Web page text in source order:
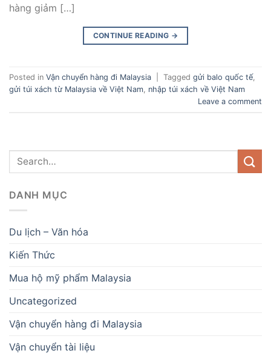
hàng giảm […]
CONTINUE READING →
Posted in Vận chuyển hàng đi Malaysia Tagged gửi balo quốc tế
gửi túi xách từ Malaysia về Việt Nam nhập túi xách về Việt Nam
Leave a comment
DANH MỤC
Du lịch – Văn hóa
Kiến Thức
Mua hộ mỹ phẩm Malaysia
Uncategorized
Vận chuyển hàng đi Malaysia
Vận chuyển tài liệu